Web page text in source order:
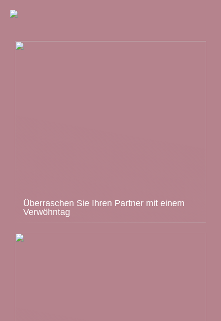
Überraschen Sie Ihren Partner mit einem
Verwöhntag